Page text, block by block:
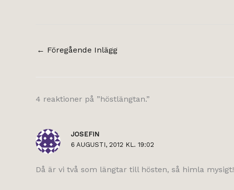
← Föregående Inlägg
4 reaktioner på ”höstlängtan.”
JOSEFIN
6 AUGUSTI, 2012 KL. 19:02
Då är vi två som längtar till hösten, så himla mysigt!